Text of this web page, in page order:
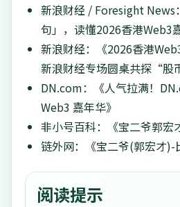
新浪财经 / Foresight News
句」，读懂2026香港Web3
新浪财经：《2026香港
新浪财经专场圆桌共探“股
DN.com：《人气拉满！
Web3 嘉年华》
非小号百科：《宝二爷郭宏
链外网：《宝二爷(郭宏才)-
阅读提示